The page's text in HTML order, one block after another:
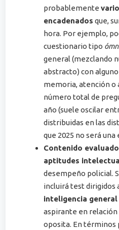
probablemente
encadenados que,
hora. Por ejemplo,
cuestionario tipo
general (mezclando
abstracto) con
memoria, atención o
número total de
año (suele oscilar
distribuidas en las
que 2025 no será una
Contenido
aptitudes
desempeño policial.
incluirá test dirigidos
inteligencia
aspirante en relación
oposita​. En términos